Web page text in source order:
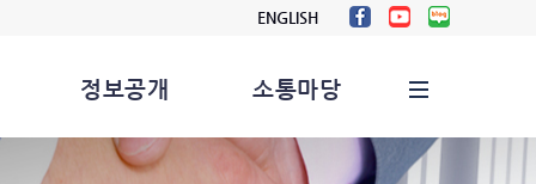
ENGLISH
정보공개 소통마당